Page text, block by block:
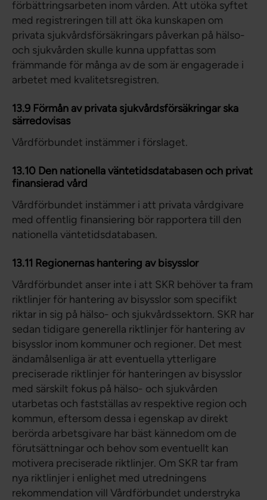
förbättringsarbeten inom vården. Att utöka syftet
med registreringen till att öka kunskapen om
privata sjukvårdsförsäkringars påverkan på hälso-
och sjukvården skulle kunna uppfattas som
främmande för många av de som är engagerade i
arbetet med kvalitetsregistren.
13.9 Förmån av privata sjukvårdsförsäkringar ska
särredovisas
Vårdförbundet instämmer i förslaget.
13.10 Den nationella väntetidsdatabasen och privat
finansierad vård
Vårdförbundet instämmer i att privata vårdgivare
med offentlig finansiering bör rapportera till den
nationella väntetidsdatabasen.
13.11 Regionernas hantering av bisysslor
Vårdförbundet anser inte i att SKR behöver ta fram
riktlinjer för hantering av bisysslor som specifikt
riktar in sig på hälso- och sjukvårdssektorn. SKR har
sedan tidigare generella riktlinjer för hantering av
bisysslor inom kommuner och regioner. Det mest
ändamålsenliga är att eventuella ytterligare
preciserade riktlinjer för hanteringen av bisysslor
med särskilt fokus på hälso- och sjukvården
utarbetas och fastställas av respektive region och
kommun, eftersom dessa i egenskap av direkt
berörda arbetsgivare har bäst kännedom om de
förutsättningar och behov som eventuellt kan
motivera preciserade riktlinjer. Om SKR tar fram
nya riktlinjer i enlighet med utredningens
rekommendation vill Vårdförbundet understryka